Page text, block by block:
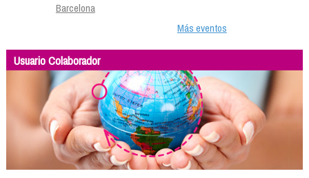
Barcelona
Más eventos
Usuario Colaborador